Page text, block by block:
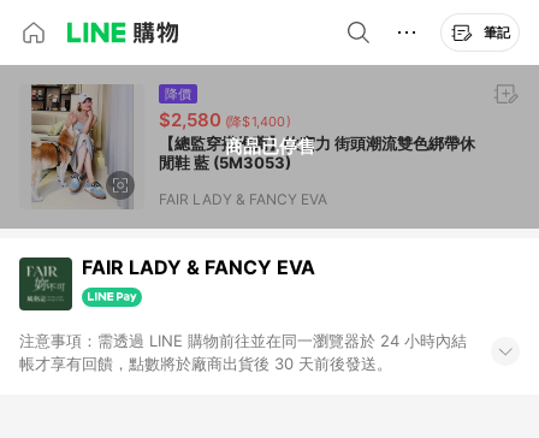
筆記
商品已停售
降價
$2,580 (降$1,400)
【總監穿搭推薦】軟實力 街頭潮流雙色綁帶休
閒鞋 藍 (5M3053)
FAIR LADY & FANCY EVA
FAIR LADY & FANCY EVA
注意事項：需透過 LINE 購物前往並在同一瀏覽器於 24 小時內結
帳才享有回饋，點數將於廠商出貨後 30 天前後發送。